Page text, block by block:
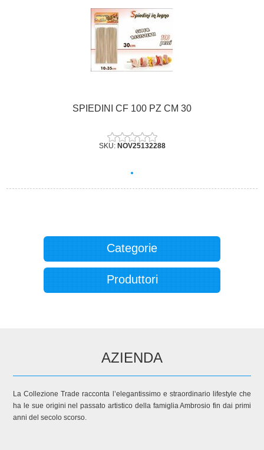
SPIEDINI CF 100 PZ CM 30
SKU: NOV25132288
Categorie
Produttori
AZIENDA
La Collezione Trade racconta l’elegantissimo e straordinario lifestyle che
ha le sue origini nel passato artistico della famiglia Ambrosio fin dai primi
anni del secolo scorso.